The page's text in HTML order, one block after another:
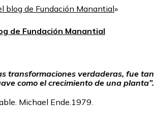
blog de Fundación Manantial»
de Fundación Manantial
transformaciones verdaderas, fue tan
como el crecimiento de una planta”.
Michael Ende.1979.